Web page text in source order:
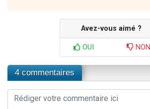
Avez-vous aimé ?
OUI NON
4 commentaires